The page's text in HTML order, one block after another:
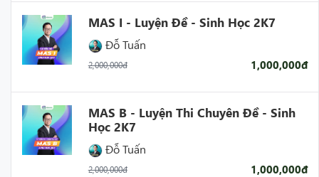
MAS I - Luyện Đề - Sinh Học 2K7
Đỗ Tuấn
2,000,000đ 1,000,000đ
MAS B - Luyện Thi Chuyên Đề - Sinh
Học 2K7
Đỗ Tuấn
2,000,000đ 1,000,000đ